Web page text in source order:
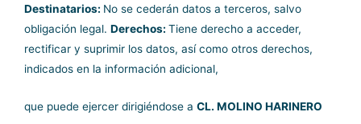
Destinatarios: No se cederán datos a terceros, salvo
obligación legal. Derechos: Tiene derecho a acceder,
rectificar y suprimir los datos, así como otros derechos,
indicados en la información adicional,
que puede ejercer dirigiéndose a CL. MOLINO HARINERO